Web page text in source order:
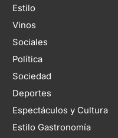
Estilo
Vinos
Sociales
Política
Sociedad
Deportes
Espectáculos y Cultura
Estilo Gastronomía